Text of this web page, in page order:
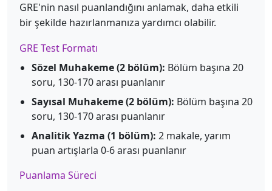
GRE'nin nasıl puanlandığını anlamak, daha etkili
bir şekilde hazırlanmanıza yardımcı olabilir.
GRE Test Formatı
Sözel Muhakeme (2 bölüm): Bölüm başına 20
soru, 130-170 arası puanlanır
Sayısal Muhakeme (2 bölüm): Bölüm başına 20
soru, 130-170 arası puanlanır
Analitik Yazma (1 bölüm): 2 makale, yarım
puan artışlarla 0-6 arası puanlanır
Puanlama Süreci